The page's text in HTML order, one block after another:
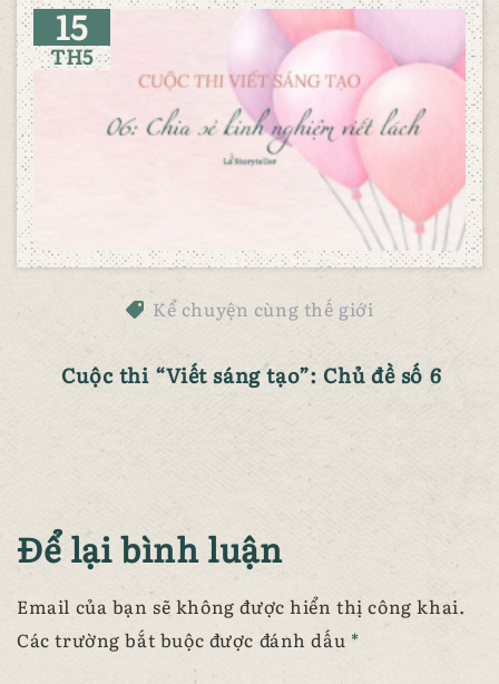
15
TH5
Kể chuyện cùng thế giới
Cuộc thi “Viết sáng tạo”: Chủ đề số 6
Để lại bình luận
Email của bạn sẽ không được hiển thị công khai.
Các trường bắt buộc được đánh dấu *